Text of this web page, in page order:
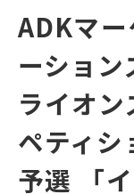
3つのソリュ
顧客接点
顧客体験
ADKの独自性
企画力・
統合ソリ
ニュース
採用情報
ADKマ
ーショ
ライオ
ペティ
予選 「